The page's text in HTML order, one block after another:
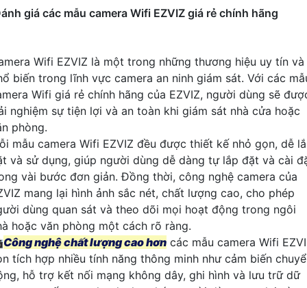
giá các mẫu camera Wifi EZVIZ giá rẻ chính hãng
Wifi EZVIZ là một trong những thương hiệu uy tín và
biến trong lĩnh vực camera an ninh giám sát. Với các
Wifi giá rẻ chính hãng của EZVIZ, người dùng sẽ
nghiệm sự tiện lợi và an toàn khi giám sát nhà cửa hoặc
phòng.
mẫu camera Wifi EZVIZ đều được thiết kế nhỏ gọn, dễ
và sử dụng, giúp người dùng dễ dàng tự lắp đặt và cài
vài bước đơn giản. Đồng thời, công nghệ camera của
mang lại hình ảnh sắc nét, chất lượng cao, cho phép
dùng quan sát và theo dõi mọi hoạt động trong ngôi
hoặc văn phòng một cách rõ ràng.
Công nghệ chất lượng cao hơn các mẫu camera Wifi
tích hợp nhiều tính năng thông minh như cảm biến
hỗ trợ kết nối mạng không dây, ghi hình và lưu trữ dữ